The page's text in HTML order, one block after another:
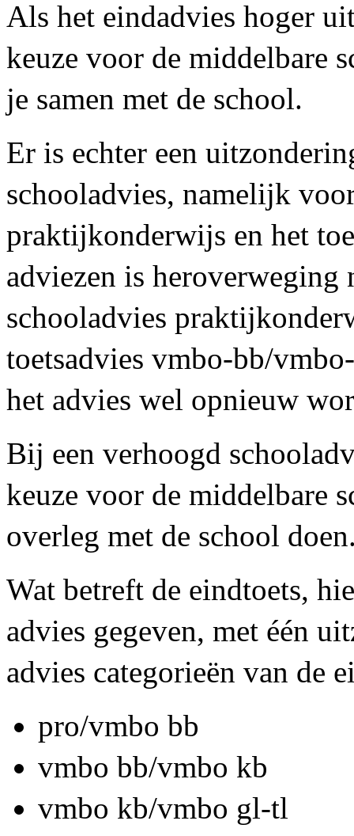
Als het eindadvies hoger
keuze voor de middelbare
je samen met de school.
Er is echter een
schooladvies, namelijk
praktijkonderwijs en het
adviezen is
schooladvies
toetsadvies vmbo-bb/
het advies wel opnieuw
Bij een verhoogd
keuze voor de middelbare
overleg met de school
Wat betreft de eindtoets,
advies gegeven, met één
advies categorieën van de
pro/vmbo bb
vmbo bb/vmbo kb
vmbo kb/vmbo gl-tl